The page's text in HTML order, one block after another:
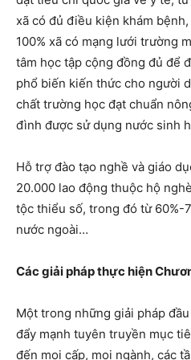
xã có đủ điều kiện khám
100% xã có mạng lưới trường
tâm học tập cộng đồng đủ để
phổ biến kiến thức cho người
chất trường học đạt chuẩn
đình được sử dụng nước sinh
Hỗ trợ đào tạo nghề và giáo
20.000 lao động thuộc hộ
tộc thiểu số, trong đó từ 60%-
nước ngoài…
Các giải pháp thực hiện
Một trong những giải pháp
đẩy mạnh tuyên truyền mục
đến mọi cấp, mọi ngành, các